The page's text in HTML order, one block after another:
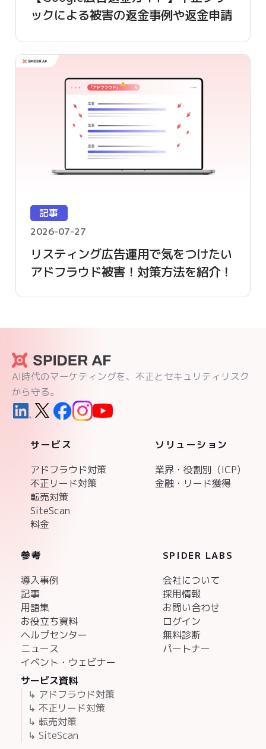
ックによる被害の返金事例や返金申請
記事
2026-07-27
リスティング広告運用で気をつけたい
アドフラウド被害！対策方法を紹介！
AI時代のマーケティングを、不正とセキュリティリスク
から守る。
サービス
アドフラウド対策
不正リード対策
転売対策
SiteScan
料金
ソリューション
業界・役割別（ICP)
金融・リード獲得
参考
導入事例
記事
用語集
お役立ち資料
ヘルプセンター
ニュース
イベント・ウェビナー
サービス資料
↳ アドフラウド対策
↳ 不正リード対策
↳ 転売対策
↳ SiteScan
SPIDER LABS
会社について
採用情報
お問い合わせ
ログイン
無料診断
パートナー